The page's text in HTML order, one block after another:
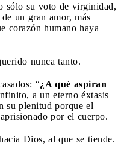
sólo su voto de virginidad,
un gran amor, más
corazón humano haya
nunca tanto.
“¿A qué aspiran
a un eterno éxtasis
su plenitud porque el
por el cuerpo.
Dios, al que se tiende.